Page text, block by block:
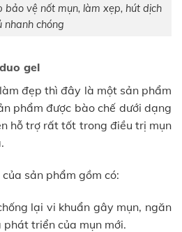
bảo vệ nốt mụn, làm xẹp, hút dịch
nhanh chóng
gel
đẹp thì đây là một sản phẩm
phẩm được bào chế dưới dạng
hỗ trợ rất tốt trong điều trị mụn
sản phẩm gồm có:
lại vi khuẩn gây mụn, ngăn
triển của mụn mới.